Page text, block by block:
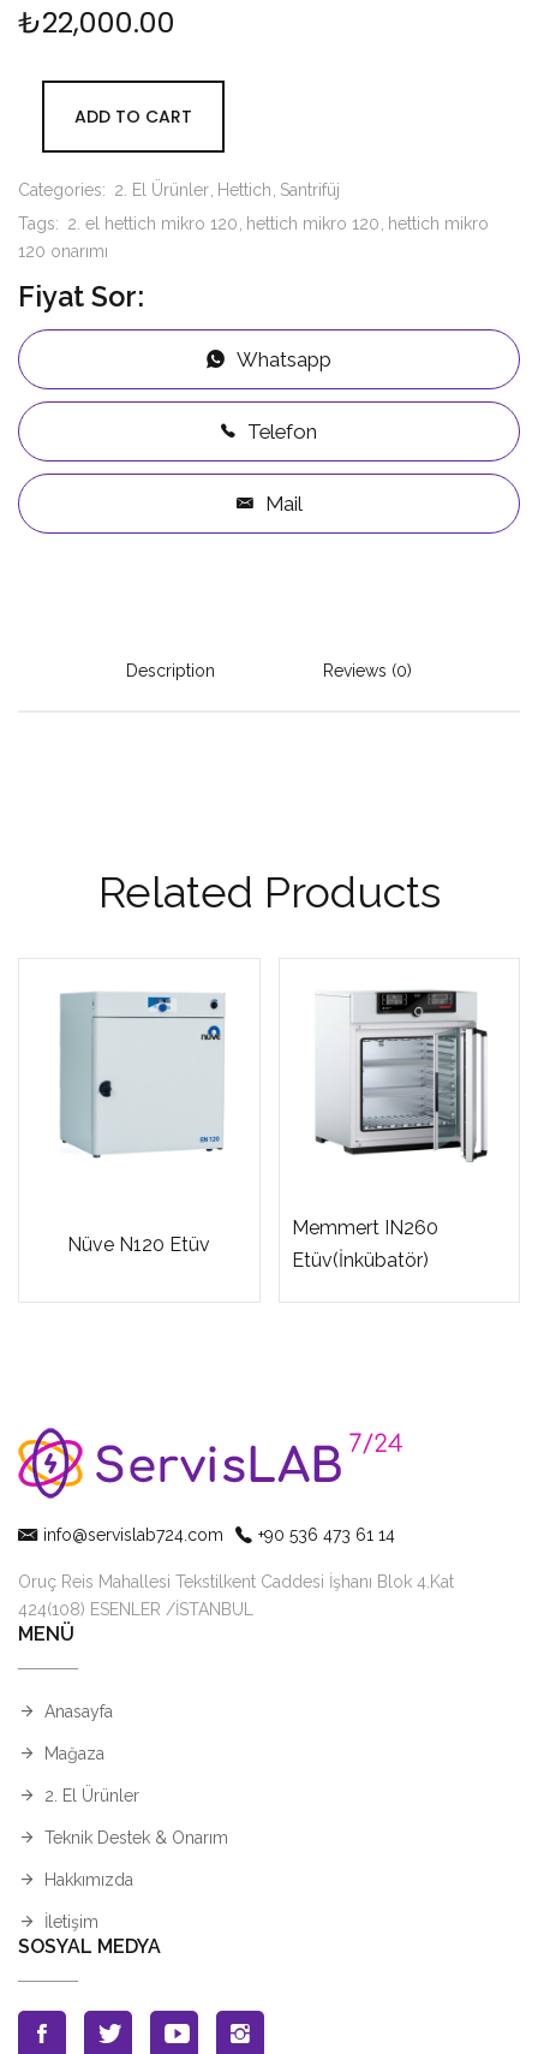
₺22,000.00
ADD TO CART
Categories: 2. El Ürünler Hettich Santrifüj
Tags: 2. el hettich mikro 120 hettich mikro 120
hettich mikro
120 onarımı
Fiyat Sor:
Whatsapp
Telefon
Mail
Description Reviews (0)
Related Products
Nüve N120 Etüv
Memmert IN260
Etüv(İnkübatör)
info@servislab724.com +90 536 473 61 14
Oruç Reis Mahallesi Tekstilkent Caddesi İşhanı Blok 4.Kat
424(108) ESENLER /İSTANBUL
MENÜ
Anasayfa
Mağaza
2. El Ürünler
Teknik Destek & Onarım
Hakkımızda
İletişim
SOSYAL MEDYA